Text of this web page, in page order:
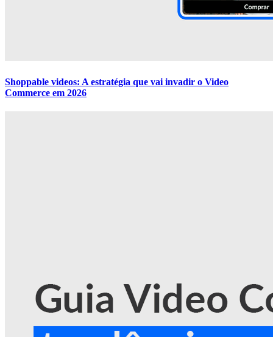
Shoppable videos: A estratégia que vai invadir o Video
Commerce em 2026